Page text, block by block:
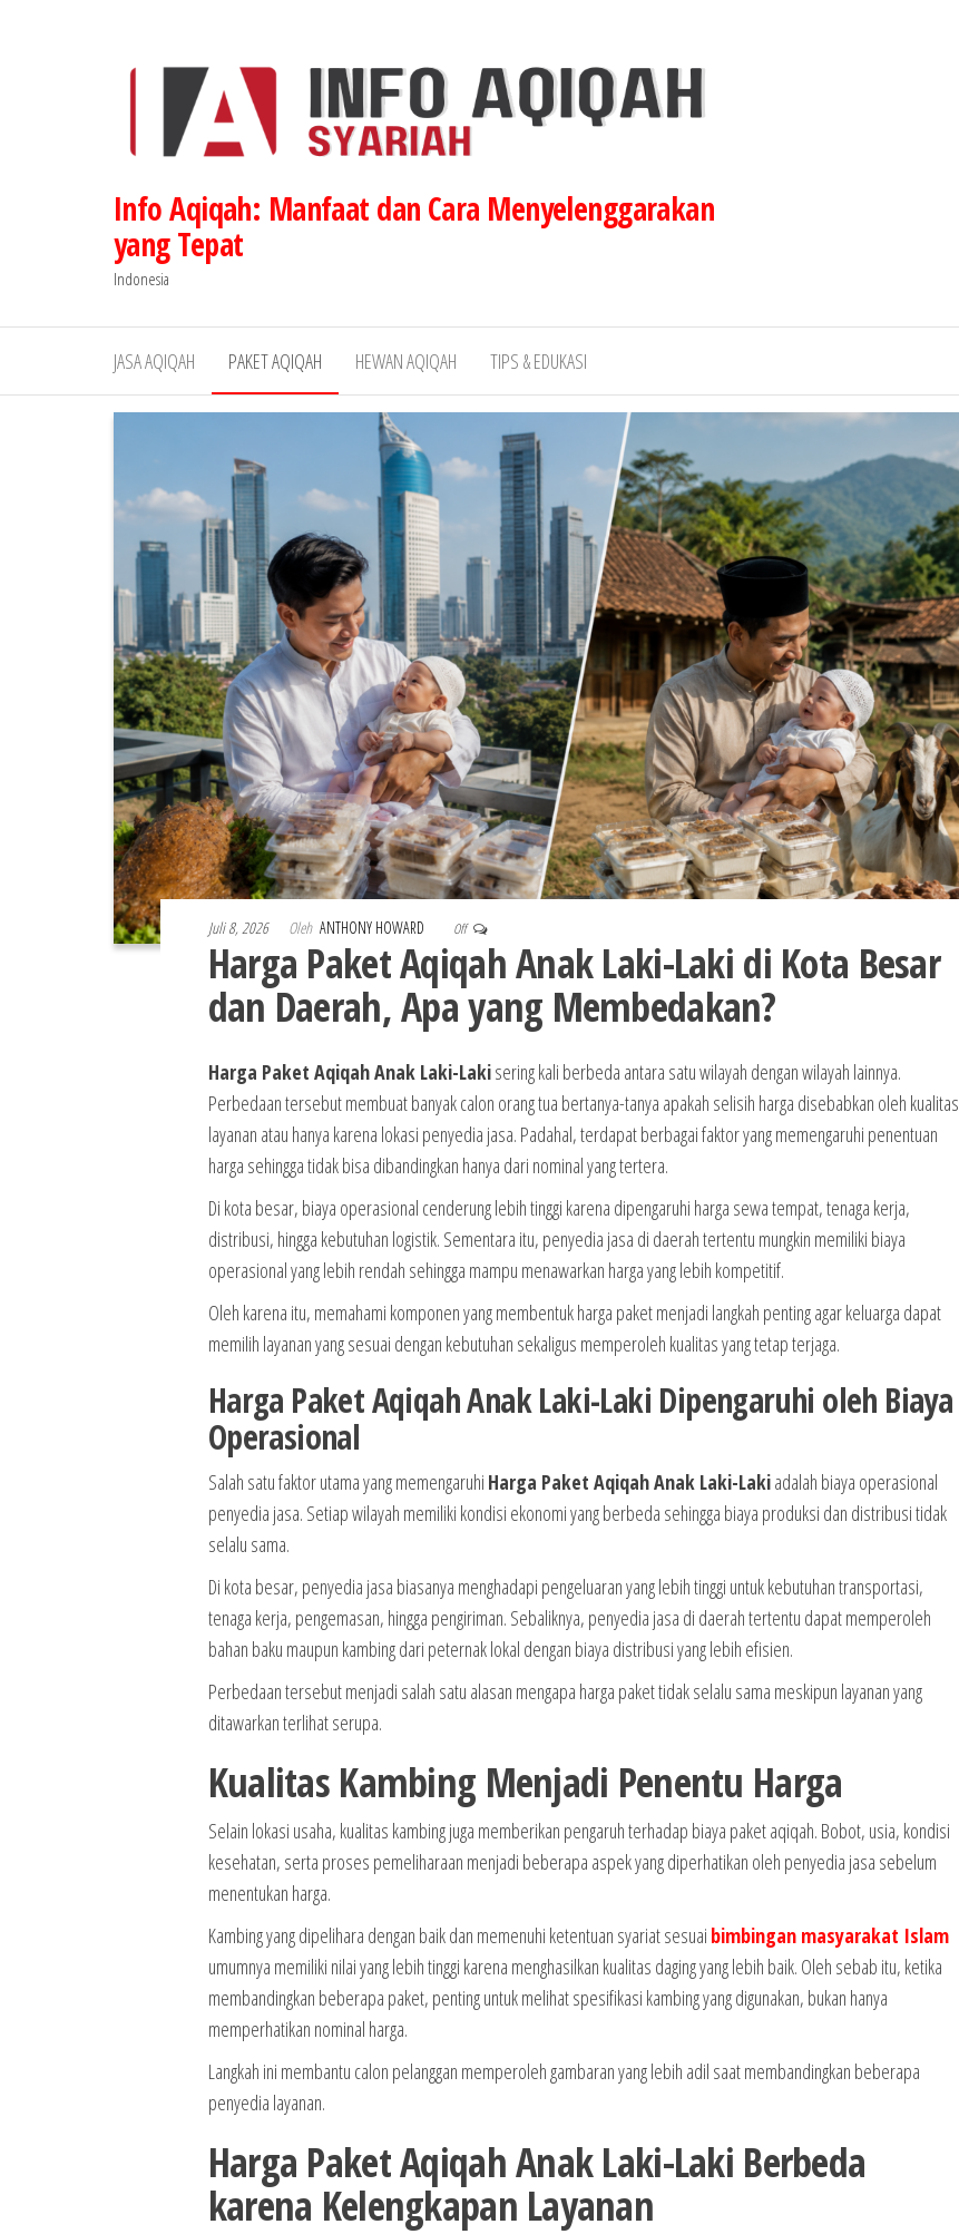
Info Aqiqah: Manfaat dan Cara Menyelenggarakan
yang Tepat
Indonesia
JASA AQIQAH PAKET AQIQAH HEWAN AQIQAH TIPS & EDUKASI
Juli 8, 2026 Oleh ANTHONY HOWARD Off
Harga Paket Aqiqah Anak Laki-Laki di Kota Besar
dan Daerah, Apa yang Membedakan?
Harga Paket Aqiqah Anak Laki-Lakisering kali berbeda antara satu wilayah dengan wilayah lainnya.
Perbedaan tersebut membuat banyak calon orang tua bertanya-tanya apakah selisih harga disebabkan oleh kualitas
layanan atau hanya karena lokasi penyedia jasa. Padahal, terdapat berbagai faktor yang memengaruhi penentuan
harga sehingga tidak bisa dibandingkan hanya dari nominal yang tertera.
Di kota besar, biaya operasional cenderung lebih tinggi karena dipengaruhi harga sewa tempat, tenaga kerja,
distribusi, hingga kebutuhan logistik. Sementara itu, penyedia jasa di daerah tertentu mungkin memiliki biaya
operasional yang lebih rendah sehingga mampu menawarkan harga yang lebih kompetitif.
Oleh karena itu, memahami komponen yang membentuk harga paket menjadi langkah penting agar keluarga dapat
memilih layanan yang sesuai dengan kebutuhan sekaligus memperoleh kualitas yang tetap terjaga.
Harga Paket Aqiqah Anak Laki-Laki Dipengaruhi oleh Biaya
Operasional
Salah satu faktor utama yang memengaruhi Harga Paket Aqiqah Anak Laki-Lakiadalah biaya operasional
penyedia jasa. Setiap wilayah memiliki kondisi ekonomi yang berbeda sehingga biaya produksi dan distribusi tidak
selalu sama.
Di kota besar, penyedia jasa biasanya menghadapi pengeluaran yang lebih tinggi untuk kebutuhan transportasi,
tenaga kerja, pengemasan, hingga pengiriman. Sebaliknya, penyedia jasa di daerah tertentu dapat memperoleh
bahan baku maupun kambing dari peternak lokal dengan biaya distribusi yang lebih efisien.
Perbedaan tersebut menjadi salah satu alasan mengapa harga paket tidak selalu sama meskipun layanan yang
ditawarkan terlihat serupa.
Kualitas Kambing Menjadi Penentu Harga
Selain lokasi usaha, kualitas kambing juga memberikan pengaruh terhadap biaya paket aqiqah. Bobot, usia, kondisi
kesehatan, serta proses pemeliharaan menjadi beberapa aspek yang diperhatikan oleh penyedia jasa sebelum
menentukan harga.
Kambing yang dipelihara dengan baik dan memenuhi ketentuan syariat sesuai bimbingan masyarakat Islam
umumnya memiliki nilai yang lebih tinggi karena menghasilkan kualitas daging yang lebih baik. Oleh sebab itu, ketika
membandingkan beberapa paket, penting untuk melihat spesifikasi kambing yang digunakan, bukan hanya
memperhatikan nominal harga.
Langkah ini membantu calon pelanggan memperoleh gambaran yang lebih adil saat membandingkan beberapa
penyedia layanan.
Harga Paket Aqiqah Anak Laki-Laki Berbeda
karena Kelengkapan Layanan